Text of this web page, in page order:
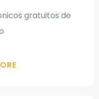
gratuitos de